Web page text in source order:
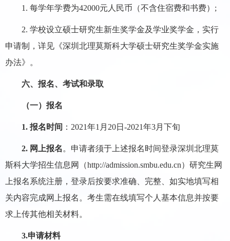
1. 每学年学费为42000元人民币（不含住宿费和书费）;
2. 学校设立硕士研究生新生奖学金及学业奖学金，实行
申请制，详见《深圳北理莫斯科大学硕士研究生奖学金实施
办法》。
六、报名、考试和录取
（一） 报名
1. 报名时间 ：2021年1月20日-2021年3月下旬
2. 网上报名。申请者须于上述报名时间登录深圳北理莫
斯科大学招生信息网（http://admission.smbu.edu.cn）研究生网
上报名系统注册，登录后按要求准确、完整、如实地填写相
关内容完成网上报名。考生需在线填写个人基本信息并按要
求上传其他相关材料。
3.申请材料